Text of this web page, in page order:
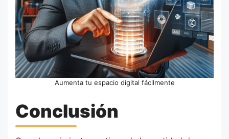
Aumenta tu espacio digital fácilmente
Conclusión